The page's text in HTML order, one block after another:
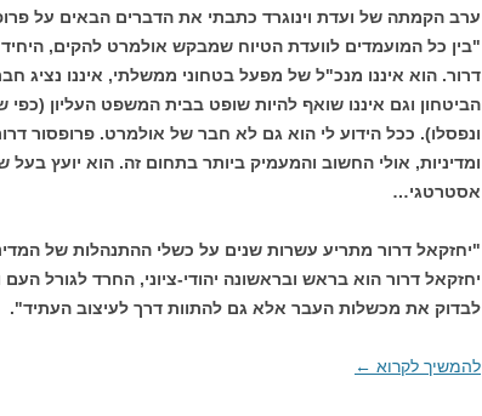
ערב הקמתה של ועדת וינוגרד כתבתי את הדברים הבאים על
"בין כל המועמדים לוועדת הטיוח שמבקש אולמרט להקים,
דרור. הוא איננו מנכ"ל של מפעל בטחוני ממשלתי, איננו נציג
הביטחון וגם איננו שואף להיות שופט בבית המשפט העליון
ונפסלו). ככל הידוע לי הוא גם לא חבר של אולמרט. פרופסור
ומדיניות, אולי החשוב והמעמיק ביותר בתחום זה. הוא יועץ בעל
אסטרטגי…
"יחזקאל דרור מתריע עשרות שנים על כשלי ההתנהלות של
יחזקאל דרור הוא בראש ובראשונה יהודי-ציוני, החרד לגורל
לבדוק את מכשלות העבר אלא גם להתוות דרך לעיצוב העתיד".
להמשיך לקרוא ←